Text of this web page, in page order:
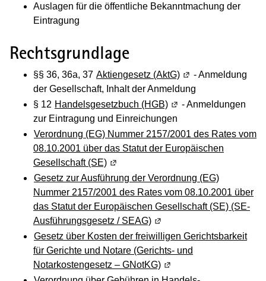
Auslagen für die öffentliche Bekanntmachung der
Eintragung
Rechtsgrundlage
§§ 36, 36a, 37 Aktiengesetz (AktG) (Wird in einem
- Anmeldung
der Gesellschaft, Inhalt der Anmeldung
§ 12 Handelsgesetzbuch (HGB) (Wird in einem neuen
- Anmeldungen
zur Eintragung und Einreichungen
Verordnung (EG) Nummer 2157/2001 des Rates vom
08.10.2001 über das Statut der Europäischen
Gesellschaft (SE) (Wird in einem neuen Fenster
Gesetz zur Ausführung der Verordnung (EG)
Nummer 2157/2001 des Rates vom 08.10.2001 über
das Statut der Europäischen Gesellschaft (SE) (SE-
Ausführungsgesetz / SEAG) (Wird in einem neuen
Gesetz über Kosten der freiwilligen Gerichtsbarkeit
für Gerichte und Notare (Gerichts- und
Notarkostengesetz – GNotKG) (Wird in einem neuen